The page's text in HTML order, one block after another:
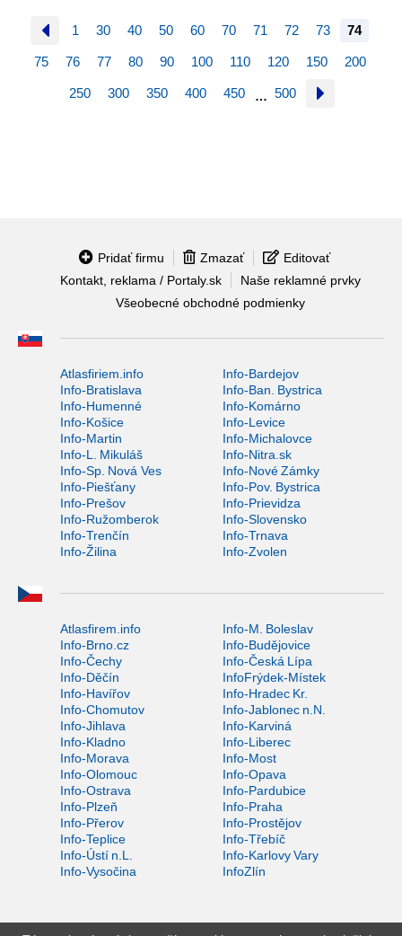
1 30 40 50 60 70 71 72 73 74
75 76 77 80 90 100 110 120 150 200
250 300 350 400 450 … 500
Pridať firmu Zmazať
Editovať
Kontakt, reklama / Portaly.sk
Naše reklamné prvky
Všeobecné obchodné podmienky
Atlasfiriem.info
Info-Bardejov
Info-Bratislava
Info-Ban. Bystrica
Info-Humenné
Info-Komárno
Info-Košice
Info-Levice
Info-Martin
Info-Michalovce
Info-L. Mikuláš
Info-Nitra.sk
Info-Sp. Nová Ves
Info-Nové Zámky
Info-Piešťany
Info-Pov. Bystrica
Info-Prešov
Info-Prievidza
Info-Ružomberok
Info-Slovensko
Info-Trenčín
Info-Trnava
Info-Žilina
Info-Zvolen
Atlasfirem.info
Info-M. Boleslav
Info-Brno.cz
Info-Budějovice
Info-Čechy
Info-Česká Lípa
Info-Děčín
InfoFrýdek-Místek
Info-Havířov
Info-Hradec Kr.
Info-Chomutov
Info-Jablonec n.N.
Info-Jihlava
Info-Karviná
Info-Kladno
Info-Liberec
Info-Morava
Info-Most
Info-Olomouc
Info-Opava
Info-Ostrava
Info-Pardubice
Info-Plzeň
Info-Praha
Info-Přerov
Info-Prostějov
Info-Teplice
Info-Třebíč
Info-Ústí n.L.
Info-Karlovy Vary
Info-Vysočina
InfoZlín